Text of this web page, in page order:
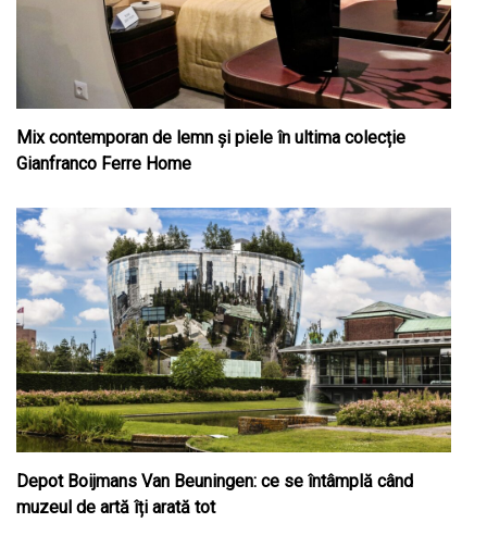
Mix contemporan de lemn şi piele în ultima colecție
Gianfranco Ferre Home
Depot Boijmans Van Beuningen: ce se întâmplă când
muzeul de artă îți arată tot